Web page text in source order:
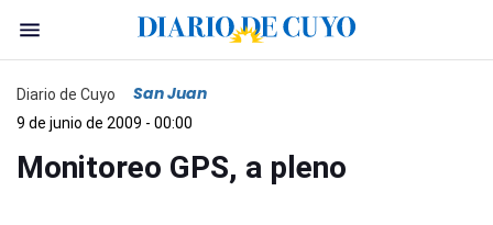
Diario de Cuyo San Juan
9 de junio de 2009 - 00:00
Monitoreo GPS, a pleno